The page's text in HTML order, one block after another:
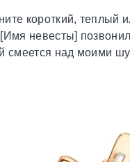
короткий, теплый
невесты]
смеется над моими